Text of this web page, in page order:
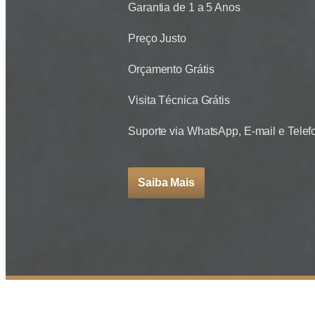
Garantia de 1 a 5 Anos
Preço Justo
Orçamento Grátis
Visita Técnica Grátis
Suporte via WhatsApp, E-mail e
Saiba Mais